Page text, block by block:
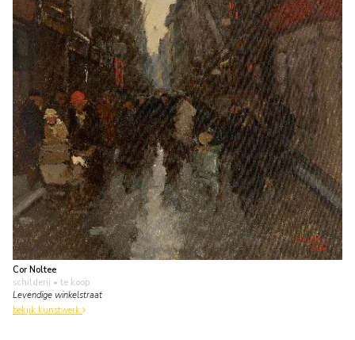
Cor Noltee
schilderij • te koop
Levendige winkelstraat
bekijk kunstwerk